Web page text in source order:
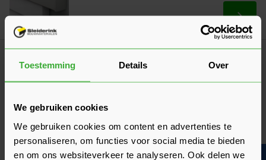
Toestemming Details Over
We gebruiken cookies
We gebruiken cookies om content en advertenties te
personaliseren, om functies voor social media te bieden
en om ons websiteverkeer te analyseren. Ook delen we
Ga
Klantrecensies
Hier lees je de ervaringen van andere klanten met dit
product. Hun feedback helpt je om een goed beeld te krijgen
Heb je zelf ervaring met dit product? Laat dan vooral een
review achter, zo help je anderen met jouw mening en
dragen we samen bij aan een nog beter aanbod.